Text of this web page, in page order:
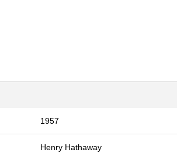
1957
Henry Hathaway